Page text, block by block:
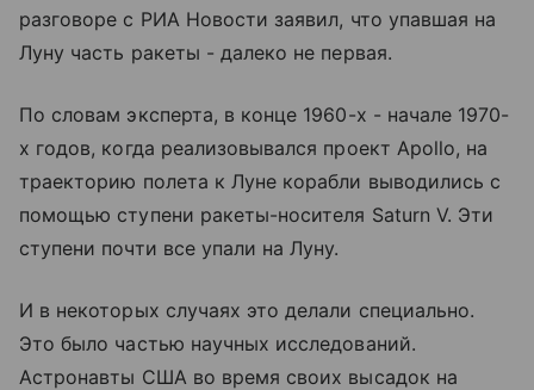
разговоре с РИА Новости заявил, что упавшая на
Луну часть ракеты - далеко не первая.
По словам эксперта, в конце 1960-х - начале 1970-
х годов, когда реализовывался проект Apollo, на
траекторию полета к Луне корабли выводились с
помощью ступени ракеты-носителя Saturn V. Эти
ступени почти все упали на Луну.
И в некоторых случаях это делали специально.
Это было частью научных исследований.
Астронавты США во время своих высадок на